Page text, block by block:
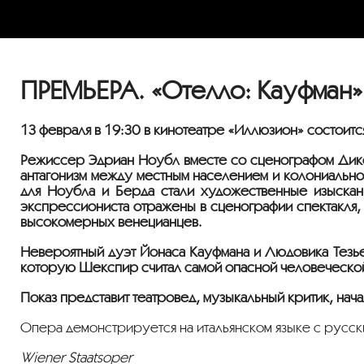
ПРЕМЬЕРА. «Отелло: Кауфман»
13 февраля в 19:30 в кинотеатре «Иллюзион»
Режиссёр Эдриан Ноубл вместе со сценографом
антагонизм между местным населением и
для Ноубла и Бёрда стали художественные
экспрессиониста отражены в сценографии
высокомерных венецианцев.
Невероятный дуэт Йонаса Кауфмана и Людовика
которую Шекспир считал самой опасной
Показ представит театровед, музыкальный критик,
Опера демонстрируется на итальянском языке с
Wiener Staatsoper